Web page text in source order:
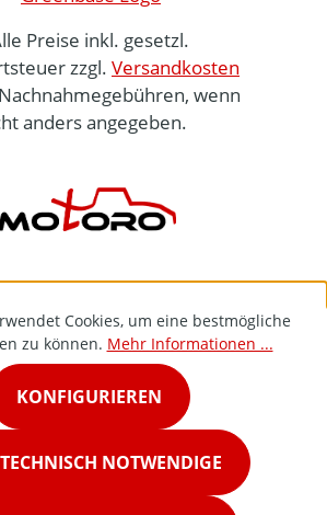
Preise inkl. gesetzl.
zzgl. Versandkosten
wenn
anders angegeben.
Cookies, um eine bestmögliche
zu können. Mehr Informationen ...
NOTWENDIGE
KONFIGURIEREN